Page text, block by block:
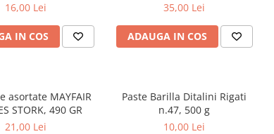
16,00 Lei
IN COS
35,00 Lei
ADAUGA IN COS
asortate MAYFAIR
STORK, 490 GR
21,00 Lei
Paste Barilla Ditalini Rigati
n.47, 500 g
10,00 Lei